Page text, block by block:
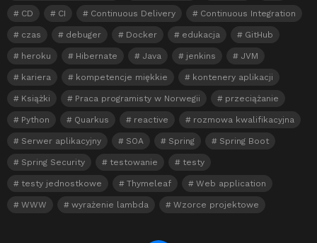
CD CI Continuous Delivery Continuous Integration
czas debuger Docker edukacja GitHub
heroku Hibernate Java jenkins JVM
kariera kompetencje miękkie kontenery aplikacji
Książki Praca programisty w Norwegii przeciążanie
Python Quarkus reactive rozmowa kwalifikacyjna
Serwer aplikacyjny SOA Spring Spring Boot
Spring Security testowanie testy
testy jednostkowe Thymeleaf Web application
WWW wyrażenie lambda Wzorce projektowe